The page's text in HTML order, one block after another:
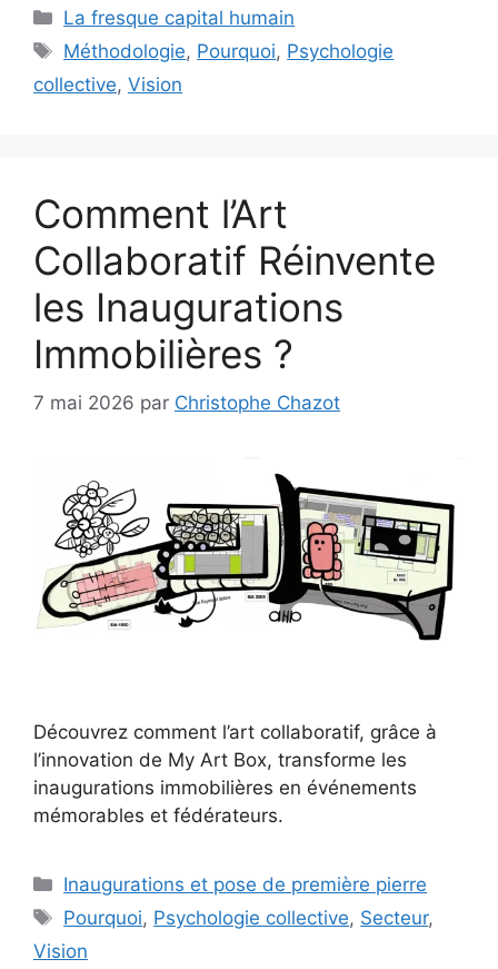
Catégories
La fresque capital humain
Étiquettes
Méthodologie, Pourquoi, Psychologie
collective, Vision
Comment l’Art
Collaboratif Réinvente
les Inaugurations
Immobilières ?
7 mai 2026 par Christophe Chazot
Découvrez comment l’art collaboratif, grâce à
l’innovation de My Art Box, transforme les
inaugurations immobilières en événements
mémorables et fédérateurs.
Catégories
Inaugurations et pose de première pierre
Étiquettes
Pourquoi, Psychologie collective, Secteur,
Vision